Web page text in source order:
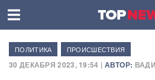
ПОЛИТИКА ПРОИСШЕСТВИЯ
30 ДЕКАБРЯ 2023, 19:54 | АВТОР: